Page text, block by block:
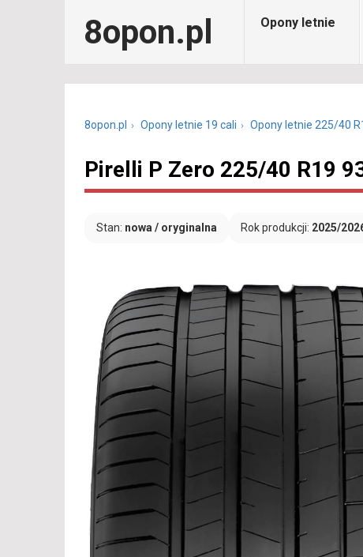
8opon.pl Opony letnie
8opon.pl Opony letnie 19 cali Opony letnie 225/40
Pirelli P Zero 225/40 R19
Stan: nowa / oryginalna Rok produkcji: 2025/